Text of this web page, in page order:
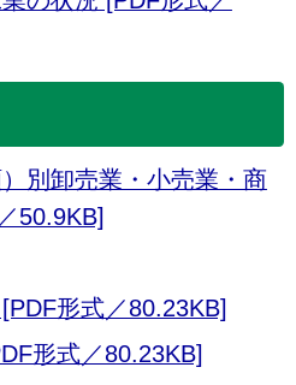
別卸売業・小売業・商
50.9KB]
形式／80.23KB]
形式／80.23KB]